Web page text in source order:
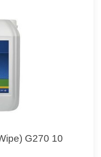
G270 10